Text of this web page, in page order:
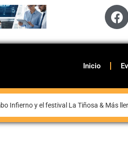
Inicio
Infierno y el festival La Tiñosa & Más